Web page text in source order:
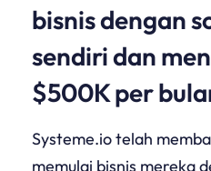
bisnis dengan
sendiri dan
$500K per
Systeme.io telah
memulai bisnis mereka